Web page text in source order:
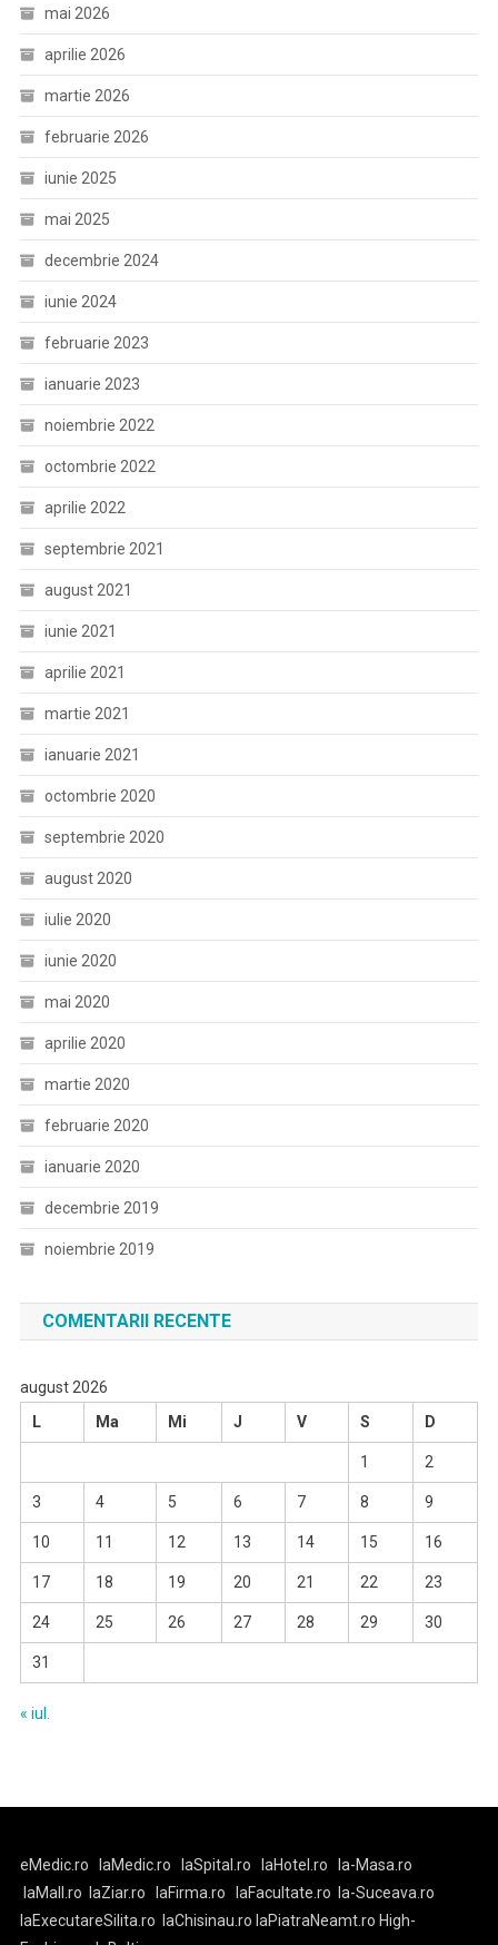
mai 2026
aprilie 2026
martie 2026
februarie 2026
iunie 2025
mai 2025
decembrie 2024
iunie 2024
februarie 2023
ianuarie 2023
noiembrie 2022
octombrie 2022
aprilie 2022
septembrie 2021
august 2021
iunie 2021
aprilie 2021
martie 2021
ianuarie 2021
octombrie 2020
septembrie 2020
august 2020
iulie 2020
iunie 2020
mai 2020
aprilie 2020
martie 2020
februarie 2020
ianuarie 2020
decembrie 2019
noiembrie 2019
COMENTARII RECENTE
august 2026
L
Ma Mi J V S D
1 2
3 4 5 6 7 8 9
10 11 12 13 14 15 16
17 18 19 20 21 22 23
24 25 26 27 28 29 30
31
« iul.
eMedic.ro laMedic.ro laSpital.ro laHotel.ro
la-Masa.ro
laMall.ro
laZiar.ro laFirma.ro laFacultate.ro
la-Suceava.ro
laExecutareSilita.ro
laChisinau.ro laPiatraNeamt.ro High-